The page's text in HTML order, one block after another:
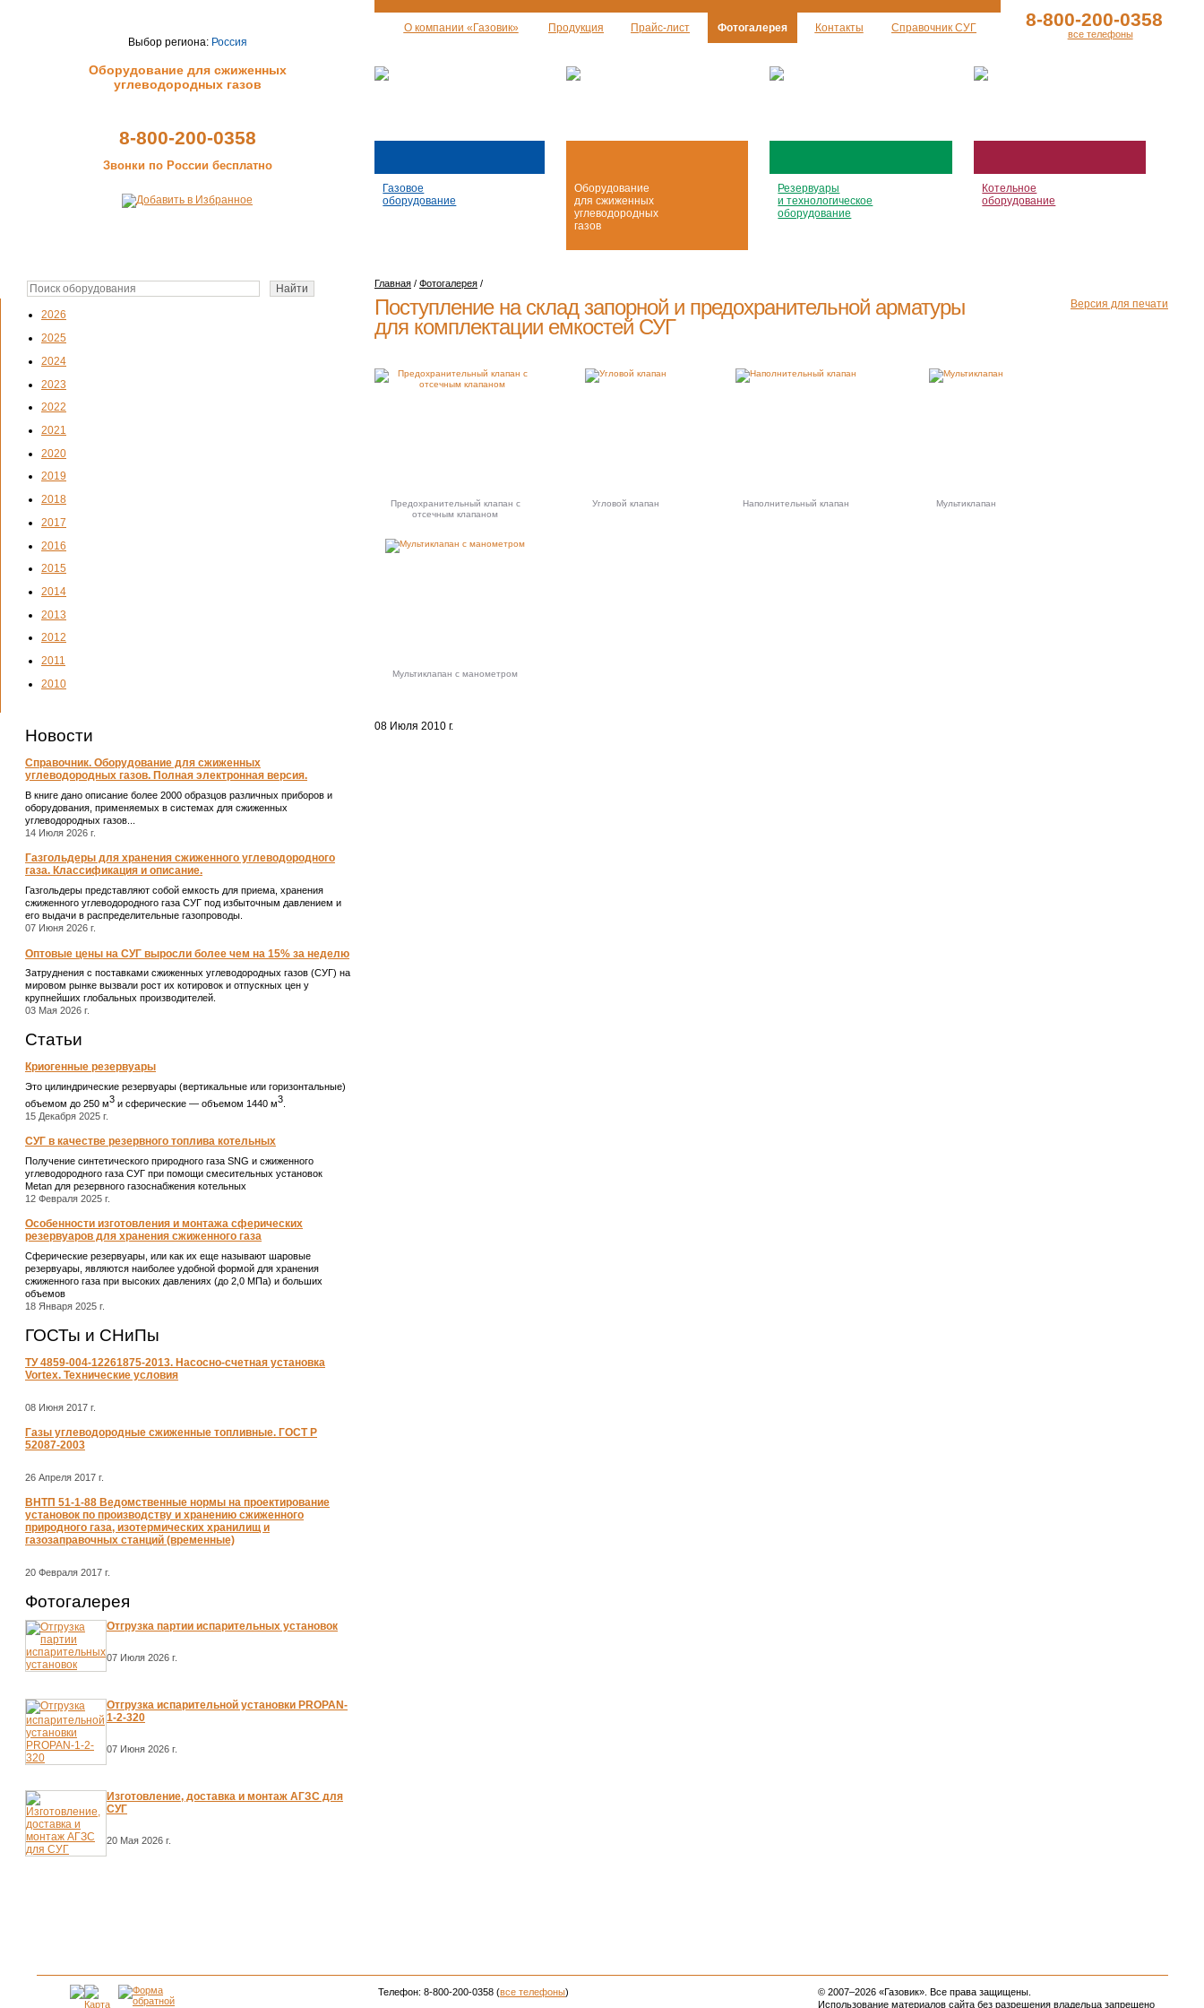
Выбор региона: Россия
Оборудование для сжиженных
углеводородных газов
8-800-200-0358
Звонки по России бесплатно
О компании «Газовик» Продукция Прайс-лист Фотогалерея Контакты Справочник СУГ 8-800-200-0358
все телефоны
Газовое
оборудование
Оборудование
для сжиженных
углеводородных
газов
Резервуары
и технологическое
оборудование
Котельное
оборудование
2026
2025
2024
2023
2022
2021
2020
2019
2018
2017
2016
2015
2014
2013
2012
2011
2010
Новости
Справочник. Оборудование для сжиженных
углеводородных газов. Полная электронная версия.
В книге дано описание более 2000 образцов различных приборов и
оборудования, применяемых в системах для сжиженных
углеводородных газов...
14 Июля 2026 г.
Газгольдеры для хранения сжиженного углеводородного
газа. Классификация и описание.
Газгольдеры представляют собой емкость для приема, хранения
сжиженного углеводородного газа СУГ под избыточным давлением и
его выдачи в распределительные газопроводы.
07 Июня 2026 г.
Оптовые цены на СУГ выросли более чем на 15% за неделю
Затруднения с поставками сжиженных углеводородных газов (СУГ) на
мировом рынке вызвали рост их котировок и отпускных цен у
крупнейших глобальных производителей.
03 Мая 2026 г.
Статьи
Криогенные резервуары
Это цилиндрические резервуары (вертикальные или горизонтальные)
объемом до 250 м3 и сферические ― объемом 1440 м3
15 Декабря 2025 г.
СУГ в качестве резервного топлива котельных
Получение синтетического природного газа SNG и сжиженного
углеводородного газа СУГ при помощи смесительных установок
Metan для резервного газоснабжения котельных
12 Февраля 2025 г.
Особенности изготовления и монтажа сферических
резервуаров для хранения сжиженного газа
Сферические резервуары, или как их еще называют шаровые
резервуары, являются наиболее удобной формой для хранения
сжиженного газа при высоких давлениях (до 2,0 МПа) и больших
объемов
18 Января 2025 г.
ГОСТы и СНиПы
ТУ 4859-004-12261875-2013. Насосно-счетная установка
Vortex. Технические условия
08 Июня 2017 г.
Газы углеводородные сжиженные топливные. ГОСТ Р
52087-2003
26 Апреля 2017 г.
ВНТП 51-1-88 Ведомственные нормы на проектирование
установок по производству и хранению сжиженного
природного газа, изотермических хранилищ и
газозаправочных станций (временные)
20 Февраля 2017 г.
Фотогалерея
Отгрузка партии испарительных установок
07 Июля 2026 г.
Отгрузка испарительной установки PROPAN-
1-2-320
07 Июня 2026 г.
Изготовление, доставка и монтаж АГЗС для
СУГ
20 Мая 2026 г.
Главная / Фотогалерея /
Версия для печати
Поступление на склад запорной и предохранительной арматуры
для комплектации емкостей СУГ
Предохранительный клапан с
отсечным клапаном
Угловой клапан Наполнительный клапан Мультиклапан
Мультиклапан с манометром
08 Июля 2010 г.
Телефон: 8-800-200-0358 (все телефоны)
© 2007–2026 «Газовик». Все права защищены.
Использование материалов сайта без разрешения владельца запрещено